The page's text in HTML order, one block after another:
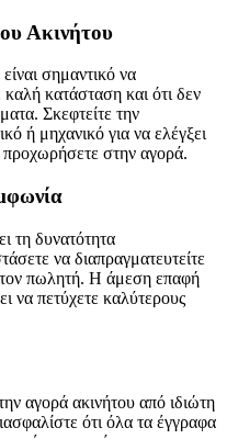
Ακινήτου
σημαντικό να
καλή κατάσταση και ότι δεν
Σκεφτείτε την
ή μηχανικό για να ελέγξει
προχωρήσετε στην αγορά.
τη δυνατότητα
να διαπραγματευτείτε
πωλητή. Η άμεση επαφή
να πετύχετε καλύτερους
αγορά ακινήτου από ιδιώτη
ότι όλα τα έγγραφα